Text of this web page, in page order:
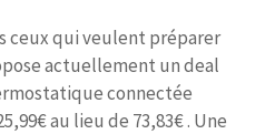
ceux qui veulent préparer
actuellement un deal
connectée
au lieu de 73,83€ . Une